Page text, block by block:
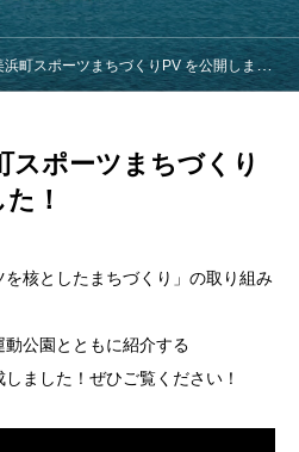
町スポーツまちづくりPV を公開しました！
スポーツまちづくり
！
核としたまちづくり」の取り組み
公園とともに紹介する
ました！ぜひご覧ください！